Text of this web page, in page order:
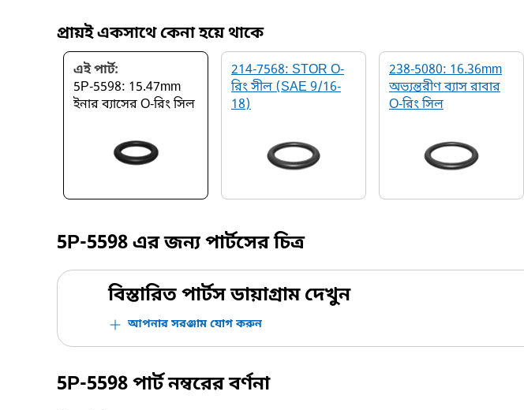
প্রায়ই একসাথে কেনা হয়ে থাকে
এই পার্ট:
5P-5598: 15.47mm
ইনার ব্যাসের O-রিং সিল
214-7568: STOR O-
রিং সীল (SAE 9/16-
18)
238-5080: 16.36mm
অভ্যন্তরীণ ব্যাস রাবার
O-রিং সিল
5P-5598এর জন্য পার্টসের চিত্র
বিস্তারিত পার্টস ডায়াগ্রাম দেখুন
আপনার সরঞ্জাম যোগ করুন
5P-5598পার্ট নম্বরের বর্ণনা